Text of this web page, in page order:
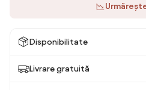
Disponibilitate
Livrare gratuită